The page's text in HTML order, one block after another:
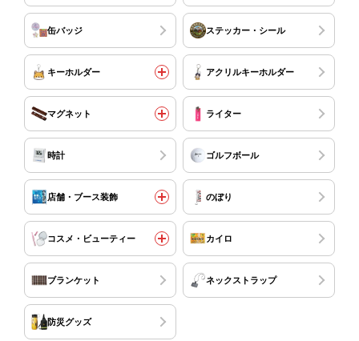
缶バッジ ステッカー・シール
キーホルダー アクリルキーホルダー
マグネット ライター
時計 ゴルフボール
店舗・ブース装飾 のぼり
コスメ・ビューティー カイロ
ブランケット ネックストラップ
防災グッズ